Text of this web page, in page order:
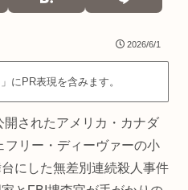
2026/6/1
にPR表現を含みます。
開されたアメリカ・カナダ
リー・ディーヴァーの小
にした無差別連続殺人事件